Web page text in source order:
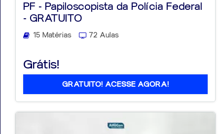
PF - Papiloscopista da Polícia Federal
- GRATUITO
15 Matérias 72 Aulas
Grátis!
GRATUITO! ACESSE AGORA!